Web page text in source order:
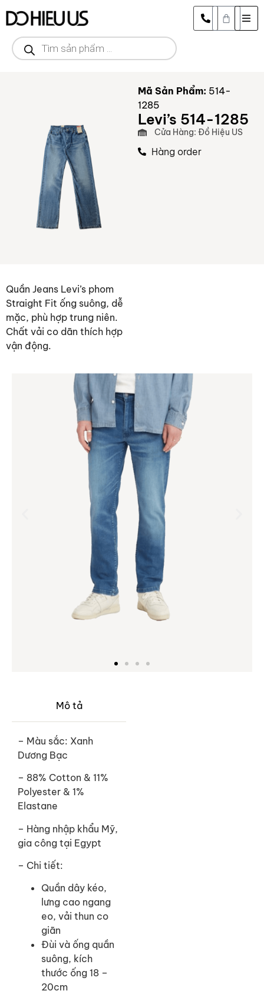
Mã Sản Phẩm: 514-
1285
Levi’s 514-1285
Cửa Hàng: Đồ Hiệu US
Hàng order
Quần Jeans Levi’s phom
Straight Fit ống suông, dễ
mặc, phù hợp trung niên.
Chất vải co dãn thích hợp
vận động.
Mô tả
– Màu sắc: Xanh
Dương Bạc
– 88% Cotton & 11%
Polyester & 1%
Elastane
– Hàng nhập khẩu Mỹ,
gia công tại Egypt
– Chi tiết:
Quần dây kéo,
lưng cao ngang
eo, vải thun co
giãn
Đùi và ống quần
suông, kích
thước ống 18 –
20cm